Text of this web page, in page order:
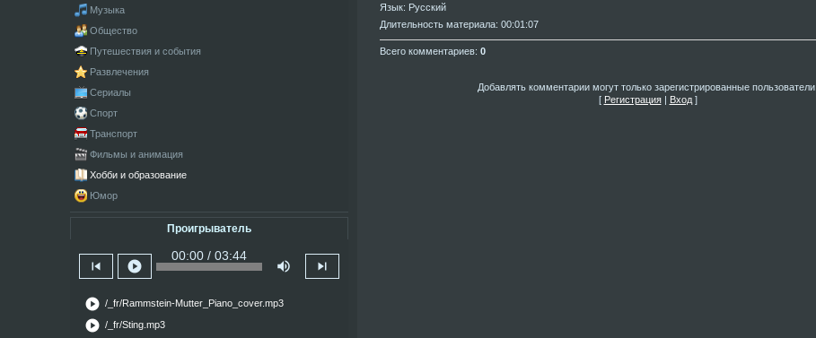
Музыка
Общество
Путешествия и события
Развлечения
Сериалы
Спорт
Транспорт
Фильмы и анимация
Хобби и образование
Юмор
Проигрыватель
skip_previous play_circle
00:00 / 03:44
volume_up skip_next
play_circle /_fr/Rammstein-Mutter_Piano_cover.mp3
play_circle /_fr/Sting.mp3
Язык: Русский
Длительность материала: 00:01:07
Всего комментариев: 0
Добавлять комментарии могут только зарегистрированные пользователи.
[ Регистрация| Вход]